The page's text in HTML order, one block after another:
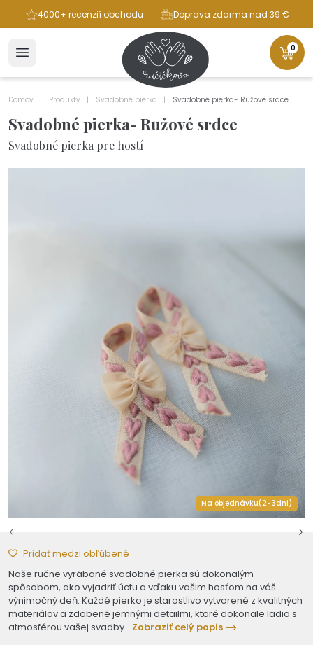
4000+ recenzií obchodu Doprava zdarma nad 39 €
0
Domov Produkty Svadobné pierka Svadobné pierka- Ružové srdce
Svadobné pierka- Ružové srdce
Svadobné pierka pre hostí
Na objednávku(2-3dni)
Pridať medzi obľúbené
Naše ručne vyrábané svadobné pierka sú dokonalým
spôsobom, ako vyjadriť úctu a vďaku vašim hosťom na váš
výnimočný deň. Každé pierko je starostlivo vytvorené z kvalitných
materiálov a zdobené jemnými detailmi, ktoré dokonale ladia s
atmosférou vašej svadby. Zobraziť celý popis